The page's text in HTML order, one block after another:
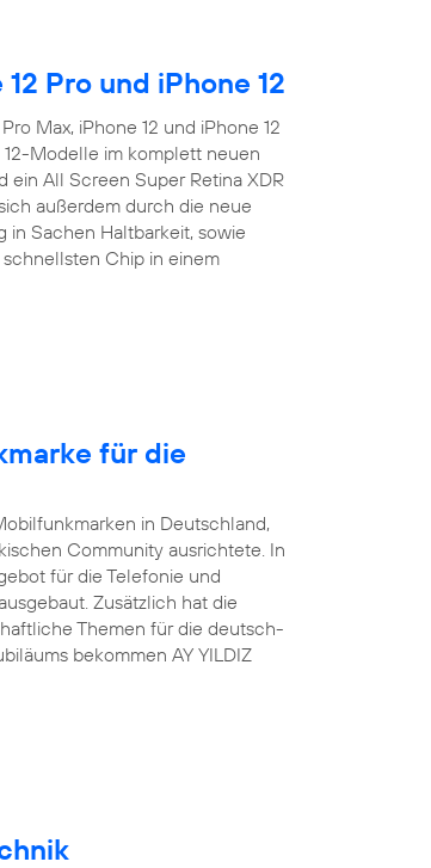
Pro und iPhone 12
Max, iPhone 12 und iPhone 12
Modelle im komplett neuen
ein All Screen Super Retina XDR
außerdem durch die neue
Sachen Haltbarkeit, sowie
Chip in einem
für die
in Deutschland,
Community ausrichtete. In
für die Telefonie und
Zusätzlich hat die
Themen für die deutsch-
bekommen AY YILDIZ